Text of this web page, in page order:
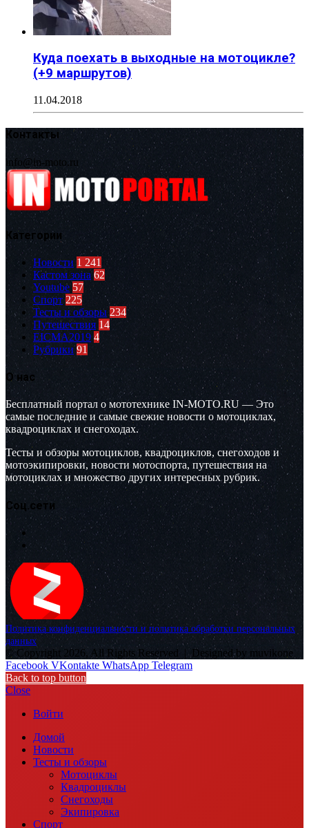
Куда поехать в выходные на мотоцикле?
(+9 маршрутов)
11.04.2018
Контакты
info@in-moto.ru
Категории
Новости 1 241
Кастом зона 62
Youtube 57
Спорт 225
Тесты и обзоры 234
Путешествия 14
EICMA2019 4
Рубрики 91
О нас
Бесплатный портал о мототехнике IN-MOTO.RU — Это
самые последние и самые свежие новости о мотоциклах,
квадроциклах и снегоходах.
Тесты и обзоры мотоциклов, квадроциклов, снегоходов и
мотоэкипировки, новости мотоспорта, путешествия на
мотоциклах и множество других интересных рубрик.
Соц.сети
Политика конфиденциальности и политика обработки персональных
данных
© Copyright 2026, All Rights Reserved |
Designed by muvikone
Facebook VKontakte WhatsApp Telegram
Back to top button
Close
Войти
Домой
Новости
Тесты и обзоры
Мотоциклы
Квадроциклы
Снегоходы
Экипировка
Спорт